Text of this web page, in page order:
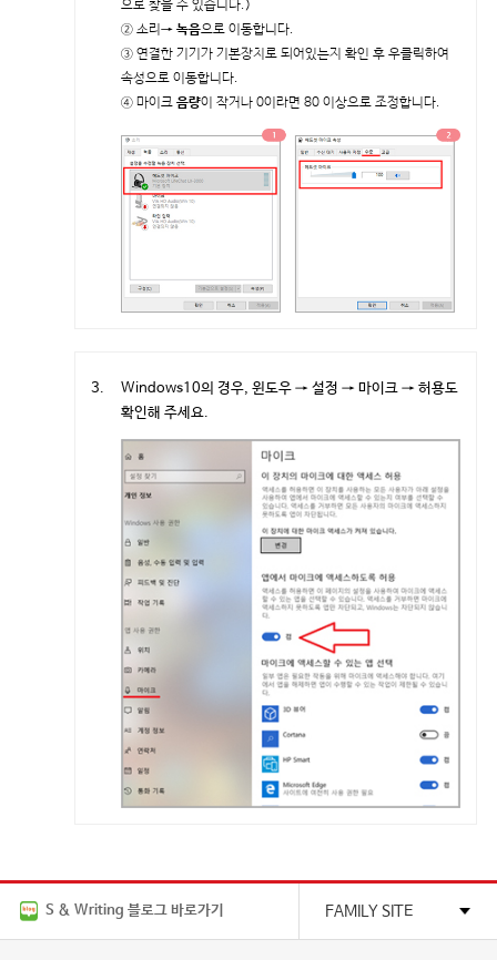
으로 찾을 수 있습니다.)
② 소리 → 녹음으로 이동합니다.
③ 연결한 기기가 기본장치로 되어있는지 확인 후 우클릭하여
속성으로 이동합니다.
④ 마이크 음량이 작거나 0이라면 80 이상으로 조정합니다.
3.
Windows10의 경우, 윈도우 → 설정 → 마이크 → 허용도
확인해 주세요.
S & Writing 블로그 바로가기 FAMILY SITE